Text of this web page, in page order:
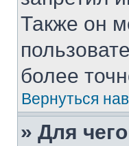
Также он
более
Вернуться
» Для